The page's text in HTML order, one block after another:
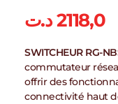
2118,0د.ت
SWITCHEUR RG-
commutateur
offrir des
connectivité haut